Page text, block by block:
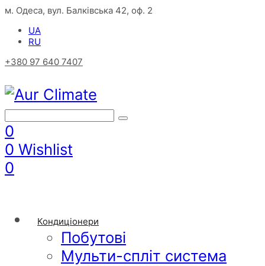
м. Одеса, вул. Балківська 42, оф. 2
UA
RU
+380 97 640 7407
0
0 Wishlist
0
Кондиціонери
Побутові
Мульти-спліт система